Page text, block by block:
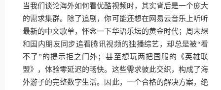
当我们谈论海外如何看优酷视频时，其实背后是一个庞大
的需求集群。除了追剧，你可能还想在网易云音乐上听听
最新的中文歌单，怀念一下华语乐坛的黄金时代；周末想
和国内朋友同步追看腾讯视频的独播综艺，却总是被“看
不了”的提示拒之门外；甚至想玩两把国服的《英雄联
盟》，体验零延迟的畅快。这些需求彼此交织，构成了海
外游子的完整数字生活。因此，一个合格的解决方案，绝